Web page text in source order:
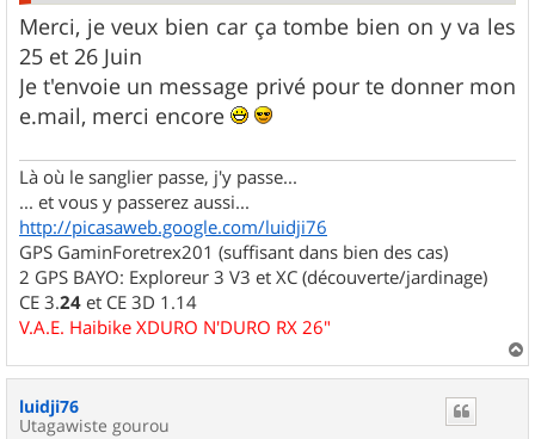
Merci, je veux bien car ça tombe bien on y va les
25 et 26 Juin
Je t'envoie un message privé pour te donner mon
e.mail, merci encore
Là où le sanglier passe, j'y passe...
... et vous y passerez aussi...
http://picasaweb.google.com/luidji76
GPS GaminForetrex201 (suffisant dans bien des cas)
2 GPS BAYO: Exploreur 3 V3 et XC (découverte/jardinage)
CE 3.24 et CE 3D 1.14
V.A.E. Haibike XDURO N'DURO RX 26"
a
luidji76
Utagawiste gourou